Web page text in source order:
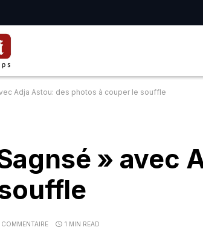
Adja Astou: des photos à couper le souffle
» avec
1 MIN READ